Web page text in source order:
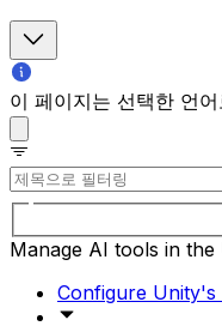
이 페이지는 선택한 언
Manage AI tools in
Configure Unity's